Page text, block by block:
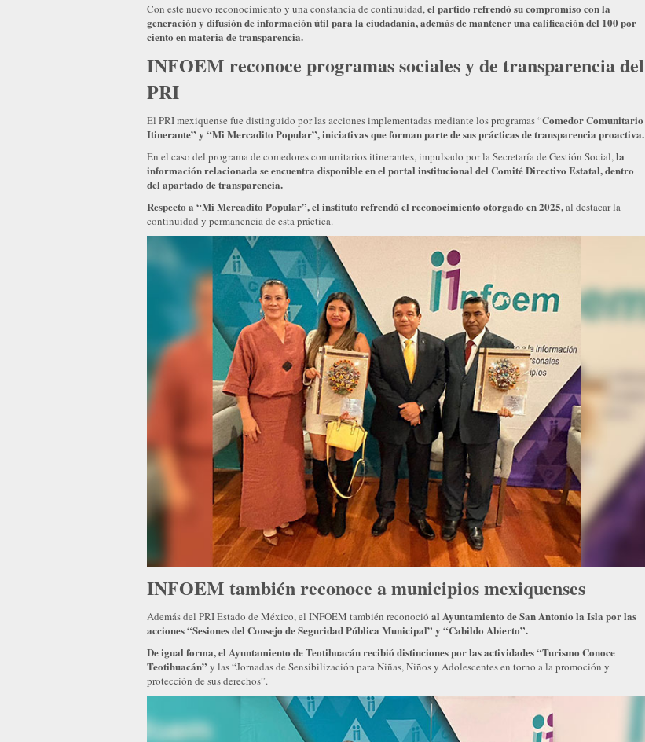
Con este nuevo reconocimiento y una constancia de continuidad,el partido refrendó su compromiso con la
generación y difusión de información útil para la ciudadanía, además de mantener una calificación del 100 por
ciento en materia de transparencia.
INFOEM reconoce programas sociales y de transparencia del
PRI
El PRI mexiquense fue distinguido por las acciones implementadas mediante los programas “Comedor Comunitario
Itinerante” y “Mi Mercadito Popular”, iniciativas que forman parte de sus prácticas de transparencia proactiva.
En el caso del programa de comedores comunitarios itinerantes, impulsado por la Secretaría de Gestión Social,la
información relacionada se encuentra disponible en el portal institucional del Comité Directivo Estatal, dentro
del apartado de transparencia.
Respecto a “Mi Mercadito Popular”, el instituto refrendó el reconocimiento otorgado en 2025,al destacar la
continuidad y permanencia de esta práctica.
INFOEM también reconoce a municipios mexiquenses
Además del PRI Estado de México, el INFOEM también reconoció al Ayuntamiento de San Antonio la Isla por las
acciones “Sesiones del Consejo de Seguridad Pública Municipal” y “Cabildo Abierto”.
De igual forma, el Ayuntamiento de Teotihuacán recibió distinciones por las actividades “Turismo Conoce
Teotihuacán” y las “Jornadas de Sensibilización para Niñas, Niños y Adolescentes en torno a la promoción y
protección de sus derechos”.